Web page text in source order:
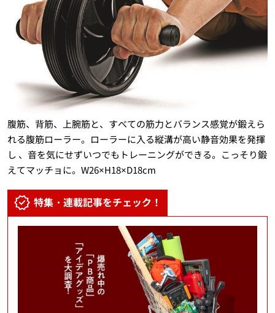
腹筋、背筋、上腕筋と、すべての筋力とバランス感覚が鍛えら
れる腹筋ローラー。ローラーに入る縦溝が高い静音効果を発揮
し 、音を気にせずいつでもトレーニングができる。こっそり鍛
えてマッチョに。W26×H18×D18cm
特集・連載記事をチェック！